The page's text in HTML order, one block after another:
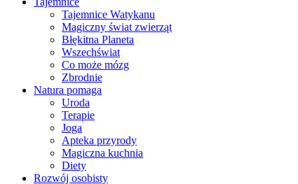
Tajemnice Watykanu
Magiczny świat zwierząt
Błękitna Planeta
Wszechświat
Co może mózg
Zbrodnie
Natura pomaga
Uroda
Terapie
Joga
Apteka przyrody
Magiczna kuchnia
Diety
Rozwój osobisty